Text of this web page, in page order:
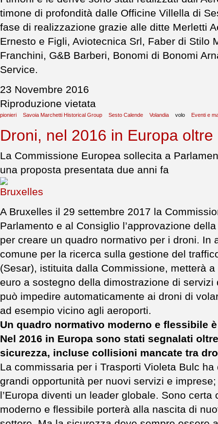
timone di profondità dalle Officine Villella di
fase di realizzazione grazie alle ditte Merletti
Ernesto e Figli, Aviotecnica Srl, Faber di Stilo
Franchini, G&B Barberi, Bonomi di Bonomi
Service.
23 Novembre 2016
Riproduzione vietata
pionieri Savoia Marchetti Historical Group Sesto Calende Volandia volo Eventi e
Droni, nel 2016 in Europa
La Commissione Europea sollecita a
una proposta presentata due anni fa
A Bruxelles il 29 settembre 2017 la
Parlamento e al Consiglio l’approvazione
per creare un quadro normativo per i droni. In
comune per la ricerca sulla gestione del
(Sesar), istituita dalla Commissione, metterà
euro a sostegno della dimostrazione di servizi
può impedire automaticamente ai droni di
ad esempio vicino agli aeroporti.
Un quadro normativo moderno e flessibile
Nel 2016 in Europa sono stati segnalati
sicurezza, incluse collisioni mancate tra
La commissaria per i Trasporti Violeta Bulc
grandi opportunità per nuovi servizi e
l’Europa diventi un leader globale. Sono
moderno e flessibile porterà alla nascita di